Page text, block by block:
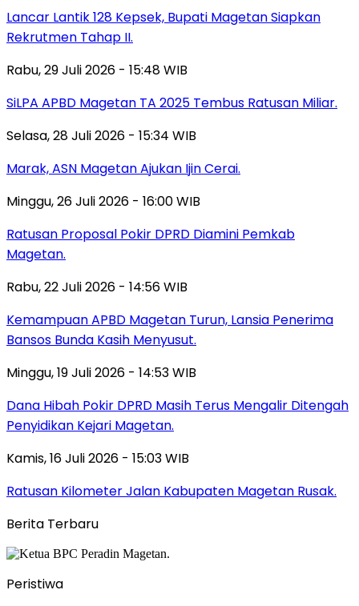
Lancar Lantik 128 Kepsek, Bupati Magetan Siapkan
Rekrutmen Tahap II.
Rabu, 29 Juli 2026 - 15:48 WIB
SiLPA APBD Magetan TA 2025 Tembus Ratusan Miliar.
Selasa, 28 Juli 2026 - 15:34 WIB
Marak, ASN Magetan Ajukan Ijin Cerai.
Minggu, 26 Juli 2026 - 16:00 WIB
Ratusan Proposal Pokir DPRD Diamini Pemkab
Magetan.
Rabu, 22 Juli 2026 - 14:56 WIB
Kemampuan APBD Magetan Turun, Lansia Penerima
Bansos Bunda Kasih Menyusut.
Minggu, 19 Juli 2026 - 14:53 WIB
Dana Hibah Pokir DPRD Masih Terus Mengalir Ditengah
Penyidikan Kejari Magetan.
Kamis, 16 Juli 2026 - 15:03 WIB
Ratusan Kilometer Jalan Kabupaten Magetan Rusak.
Berita Terbaru
Peristiwa